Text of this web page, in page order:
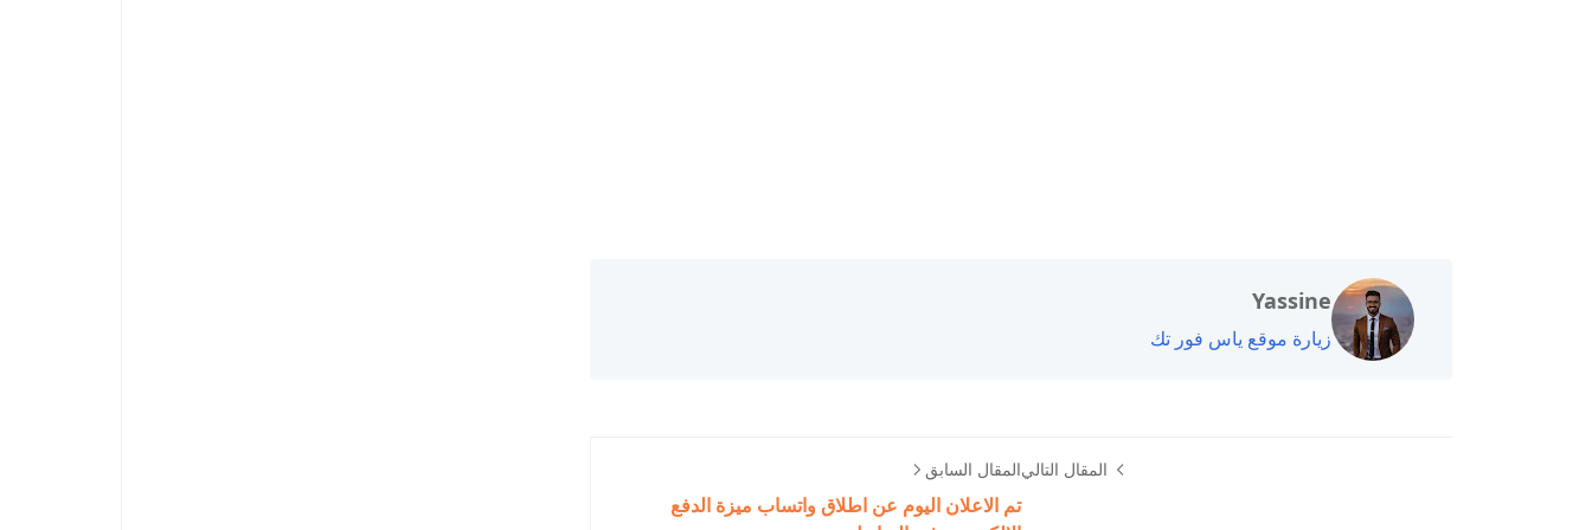
Yassine
زيارة موقع ياس فور تك
المقال التاليالمقال السابق
تم الاعلان اليوم عن اطلاق واتساب ميزة الدفع